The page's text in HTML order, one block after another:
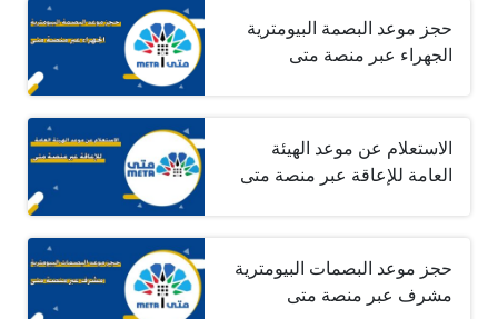
حجز موعد البصمة البيومترية
الجهراء عبر منصة متى
الاستعلام عن موعد الهيئة
العامة للإعاقة عبر منصة متى
حجز موعد البصمات البيومترية
مشرف عبر منصة متى